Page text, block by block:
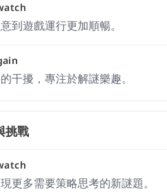
到遊戲運行更加順暢。
干擾，專注於解謎樂趣。
挑戰
更多需要策略思考的新謎題。